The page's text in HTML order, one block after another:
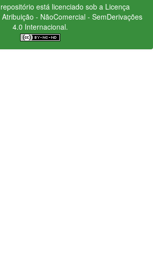
está licenciado sob a Licença
Atribuição - NãoComercial - SemDerivações
4.0 Internacional.